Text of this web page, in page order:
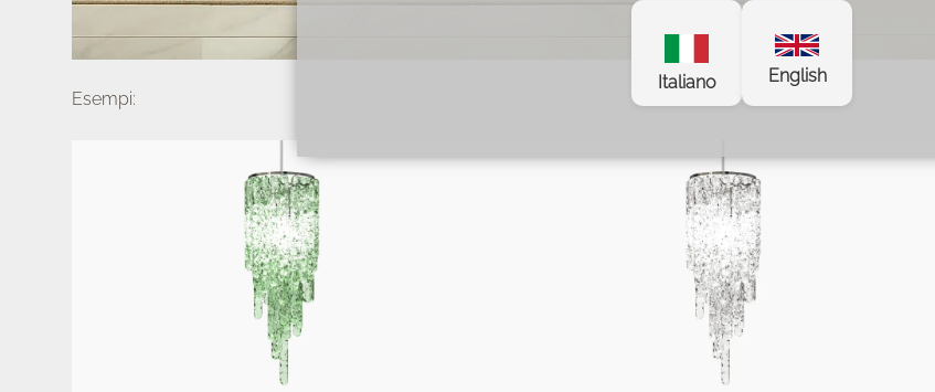
Esempi:
Italiano English